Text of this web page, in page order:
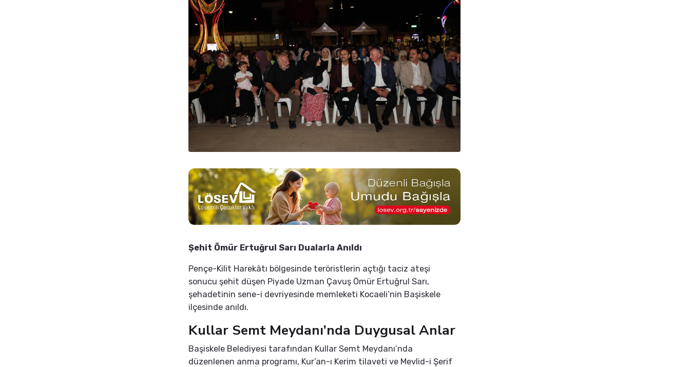
Şehit Ömür Ertuğrul Sarı Dualarla Anıldı
Pençe-Kilit Harekâtı bölgesinde teröristlerin açtığı taciz ateşi
sonucu şehit düşen Piyade Uzman Çavuş Ömür Ertuğrul Sarı,
şehadetinin sene-i devriyesinde memleketi Kocaeli’nin Başiskele
ilçesinde anıldı.
Kullar Semt Meydanı’nda Duygusal Anlar
Başiskele Belediyesi tarafından Kullar Semt Meydanı’nda
düzenlenen anma programı, Kur’an-ı Kerim tilaveti ve Mevlid-i Şerif